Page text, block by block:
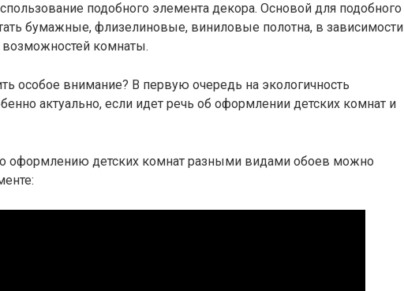
подобного элемента декора. Основой для подобного
бумажные, флизелиновые, виниловые полотна, в зависимости
комнаты.
особое внимание? В первую очередь на экологичность
актуально, если идет речь об оформлении детских комнат и
оформлению детских комнат разными видами обоев можно